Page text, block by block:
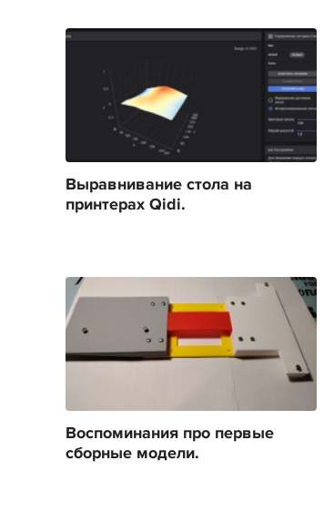
Выравнивание стола на
принтерах Qidi.
Воспоминания про первые
сборные модели.